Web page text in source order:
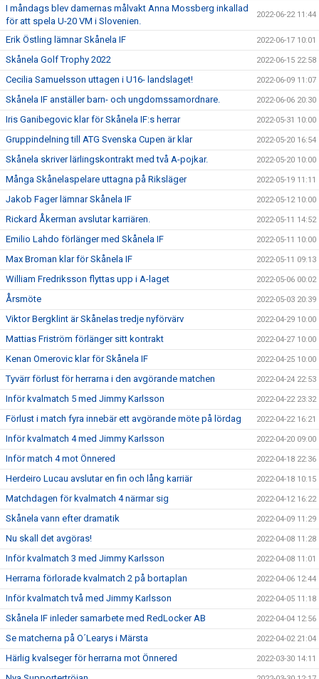
I måndags blev damernas målvakt Anna Mossberg inkallad
för att spela U-20 VM i Slovenien.
2022-06-22 11:44
Erik Östling lämnar Skånela IF 2022-06-17 10:01
Skånela Golf Trophy 2022 2022-06-15 22:58
Cecilia Samuelsson uttagen i U16- landslaget! 2022-06-09 11:07
Skånela IF anställer barn- och ungdomssamordnare. 2022-06-06 20:30
Iris Ganibegovic klar för Skånela IF:s herrar 2022-05-31 10:00
Gruppindelning till ATG Svenska Cupen är klar 2022-05-20 16:54
Skånela skriver lärlingskontrakt med två A-pojkar. 2022-05-20 10:00
Många Skånelaspelare uttagna på Riksläger 2022-05-19 11:11
Jakob Fager lämnar Skånela IF 2022-05-12 10:00
Rickard Åkerman avslutar karriären. 2022-05-11 14:52
Emilio Lahdo förlänger med Skånela IF 2022-05-11 10:00
Max Broman klar för Skånela IF 2022-05-11 09:13
William Fredriksson flyttas upp i A-laget 2022-05-06 00:02
Årsmöte 2022-05-03 20:39
Viktor Bergklint är Skånelas tredje nyförvärv 2022-04-29 10:00
Mattias Friström förlänger sitt kontrakt 2022-04-27 10:00
Kenan Omerovic klar för Skånela IF 2022-04-25 10:00
Tyvärr förlust för herrarna i den avgörande matchen 2022-04-24 22:53
Inför kvalmatch 5 med Jimmy Karlsson 2022-04-22 23:32
Förlust i match fyra innebär ett avgörande möte på lördag 2022-04-22 16:21
Inför kvalmatch 4 med Jimmy Karlsson 2022-04-20 09:00
Inför match 4 mot Önnered 2022-04-18 22:36
Herdeiro Lucau avslutar en fin och lång karriär 2022-04-18 10:15
Matchdagen för kvalmatch 4 närmar sig 2022-04-12 16:22
Skånela vann efter dramatik 2022-04-09 11:29
Nu skall det avgöras! 2022-04-08 11:28
Inför kvalmatch 3 med Jimmy Karlsson 2022-04-08 11:01
Herrarna förlorade kvalmatch 2 på bortaplan 2022-04-06 12:44
Inför kvalmatch två med Jimmy Karlsson 2022-04-05 11:18
Skånela IF inleder samarbete med RedLocker AB 2022-04-04 12:56
Se matcherna på O´Learys i Märsta 2022-04-02 21:04
Härlig kvalseger för herrarna mot Önnered 2022-03-30 14:11